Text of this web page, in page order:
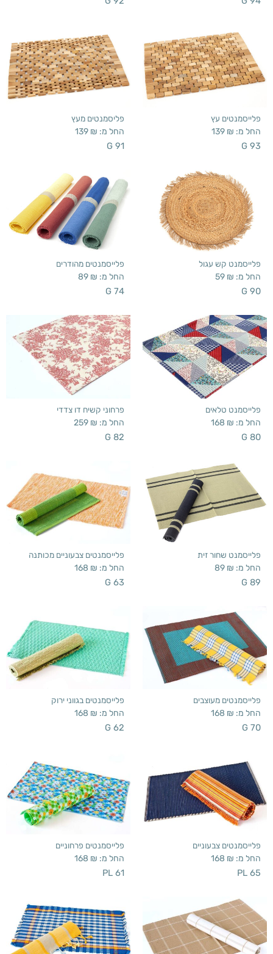
פלייסמנטים עץ
החל מ: 139 ₪
G 93
פליסמנטים מעץ
החל מ: 139 ₪
G 91
פלייסמנט קש עגול
החל מ: 59 ₪
G 90
פלייסמנטים מהודרים
החל מ: 89 ₪
G 74
פלייסמנט טלאים
החל מ: 168 ₪
G 80
פרחוני קשיח דו צדדי
החל מ: 259 ₪
G 82
פלייסמנט שחור זית
החל מ: 89 ₪
G 89
פלייסמנטים צבעוניים מכותנה
החל מ: 168 ₪
G 63
פלייסמנטים מעוצבים
החל מ: 168 ₪
G 70
פלייסמנטים בגווני ירוק
החל מ: 168 ₪
G 62
פלייסמנטים צבעוניים
החל מ: 168 ₪
PL 65
פלייסמנטים פרחוניים
החל מ: 168 ₪
PL 61